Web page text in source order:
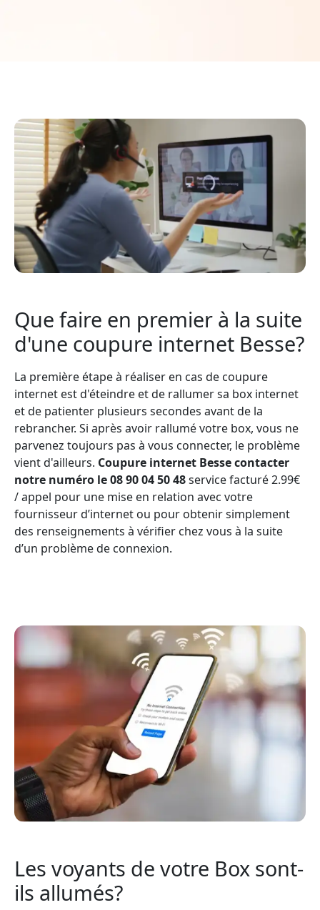
Que faire en premier à la suite
d'une coupure internet Besse?
La première étape à réaliser en cas de coupure
internet est d'éteindre et de rallumer sa box internet
et de patienter plusieurs secondes avant de la
rebrancher. Si après avoir rallumé votre box, vous ne
parvenez toujours pas à vous connecter, le problème
vient d'ailleurs. Coupure internet Besse contacter
notre numéro le 08 90 04 50 48service facturé 2.99€
/ appel pour une mise en relation avec votre
fournisseur d’internet ou pour obtenir simplement
des renseignements à vérifier chez vous à la suite
d’un problème de connexion.
Les voyants de votre Box sont-
ils allumés?